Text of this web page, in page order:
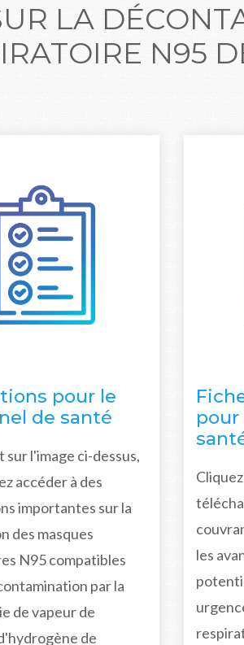
LA
N95
pour le
de santé
sur l'image ci-dessus,
accéder à des
importantes sur la
des masques
N95 compatibles
par la
de vapeur de
de
pour
les